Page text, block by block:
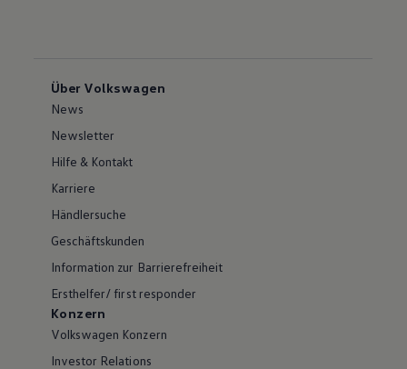
Über Volkswagen
News
Newsletter
Hilfe & Kontakt
Karriere
Händlersuche
Geschäftskunden
Information zur Barrierefreiheit
Ersthelfer/ first responder
Konzern
Volkswagen Konzern
Investor Relations